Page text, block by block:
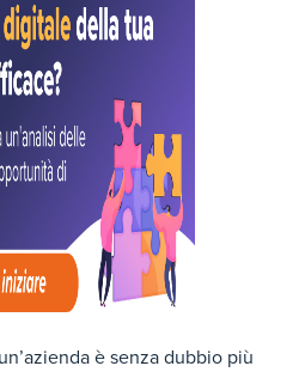
è senza dubbio più